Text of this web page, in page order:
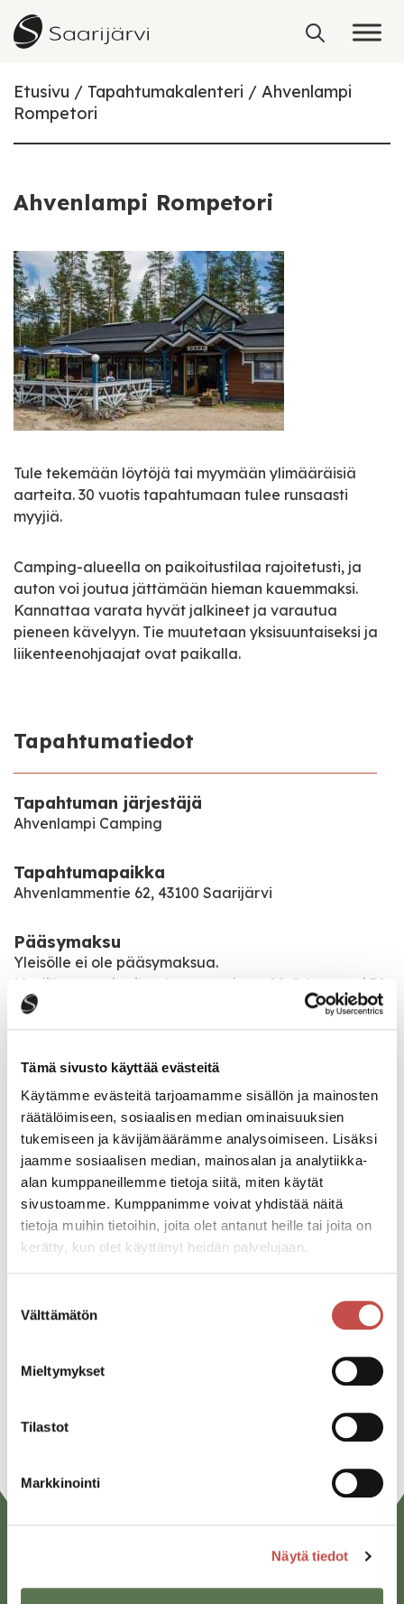
Tämä sivusto käyttää evästeitä
Käytämme evästeitä tarjoamamme sisällön ja mainosten
räätälöimiseen, sosiaalisen median ominaisuuksien
tukemiseen ja kävijämäärämme analysoimiseen. Lisäksi
jaamme sosiaalisen median, mainosalan ja analytiikka-
alan kumppaneillemme tietoja siitä, miten käytät
sivustoamme. Kumppanimme voivat yhdistää näitä
tietoja muihin tietoihin, joita olet antanut heille tai joita on
kerätty, kun olet käyttänyt heidän palvelujaan.
valinta
Välttämätön
Mieltymykset
Tilastot
Markkinointi
Näytä tiedot
Skip to content
Etusivu Tapahtumakalenteri
Ahvenlampi
Rompetori
Ahvenlampi Rompetori
Tule tekemään löytöjä tai myymään ylimääräisiä
aarteita. 30 vuotis tapahtumaan tulee runsaasti
myyjiä.
Camping-alueella on paikoitustilaa rajoitetusti, ja
auton voi joutua jättämään hieman kauemmaksi.
Kannattaa varata hyvät jalkineet ja varautua
pieneen kävelyyn. Tie muutetaan yksisuuntaiseksi ja
liikenteenohjaajat ovat paikalla.
Tapahtumatiedot
Tapahtuman järjestäjä
Ahvenlampi Camping
Tapahtumapaikka
Ahvenlammentie 62, 43100 Saarijärvi
Pääsymaksu
Yleisölle ei ole pääsymaksua.
Myyjille myyntipaikat ke, to, pe ja su 20 €, lauantai 30
€.
lauantaihin klo 8-21 ja sunnuntaina klo 8-16.
Rompe tiedustelut 0400-218398 Asko
Majoitus 0400-505768 Ahvenlampi Camping
Katso kaikki tapahtumat
Linkedin